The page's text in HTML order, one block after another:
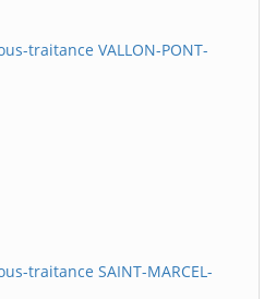
traitance VALLON-PONT-
traitance SAINT-MARCEL-